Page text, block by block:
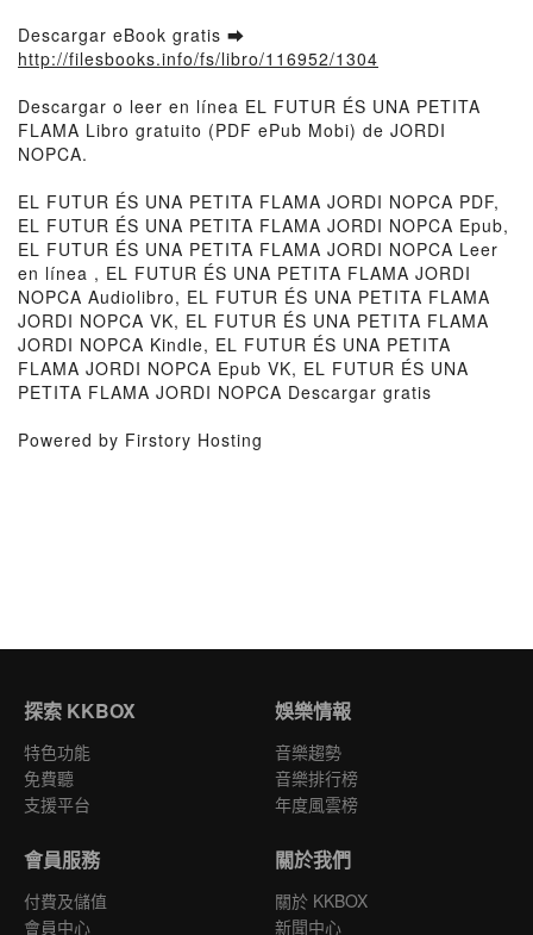
Descargar eBook gratis ➡
http://filesbooks.info/fs/libro/116952/1304
Descargar o leer en línea EL FUTUR ÉS UNA PETITA
FLAMA Libro gratuito (PDF ePub Mobi) de JORDI
NOPCA.
EL FUTUR ÉS UNA PETITA FLAMA JORDI NOPCA PDF,
EL FUTUR ÉS UNA PETITA FLAMA JORDI NOPCA Epub,
EL FUTUR ÉS UNA PETITA FLAMA JORDI NOPCA Leer
en línea , EL FUTUR ÉS UNA PETITA FLAMA JORDI
NOPCA Audiolibro, EL FUTUR ÉS UNA PETITA FLAMA
JORDI NOPCA VK, EL FUTUR ÉS UNA PETITA FLAMA
JORDI NOPCA Kindle, EL FUTUR ÉS UNA PETITA
FLAMA JORDI NOPCA Epub VK, EL FUTUR ÉS UNA
PETITA FLAMA JORDI NOPCA Descargar gratis
Powered by Firstory Hosting
探索 KKBOX
特色功能
免費聽
支援平台
娛樂情報
音樂趨勢
音樂排行榜
年度風雲榜
會員服務
付費及儲值
會員中心
關於我們
關於 KKBOX
新聞中心